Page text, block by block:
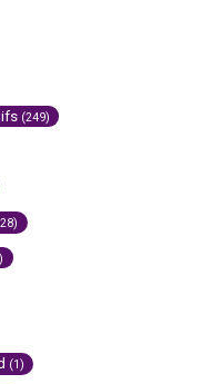
(249)
(1)